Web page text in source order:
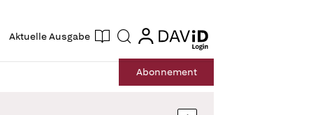
Aktuelle Ausgabe Suche login
login
Abonnement